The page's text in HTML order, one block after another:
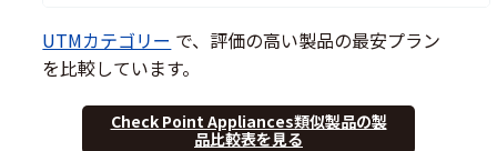
UTMカテゴリー で、評価の高い製品の最安プラン
を比較しています。
Check Point Appliances類似製品の製
品比較表を見る